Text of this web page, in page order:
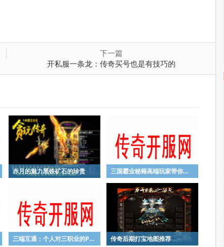
下一篇
开私服一条龙：传奇买号也是有技巧的
赤月的魅力黑铁矿石的珍贵 三国霸业秘籍高端玩家带你探索荆棘要塞地图
三端互通：个人对三职业的PK的看法 传奇后期打宝地图推荐